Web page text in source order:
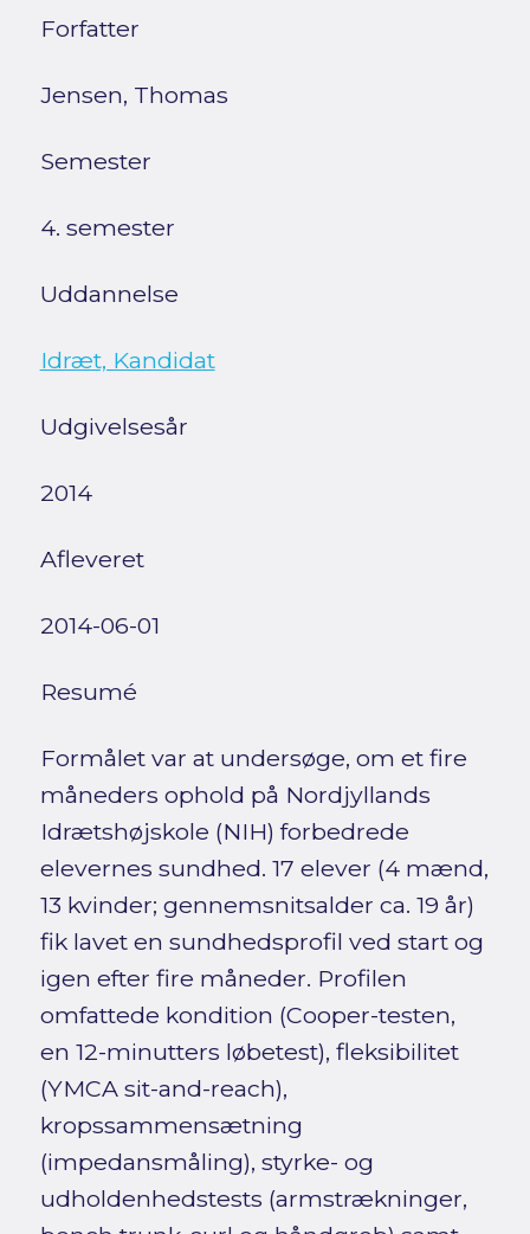
Forfatter
Jensen, Thomas
Semester
4. semester
Uddannelse
Idræt, Kandidat
Udgivelsesår
2014
Afleveret
2014-06-01
Resumé
Formålet var at undersøge, om et fire
måneders ophold på Nordjyllands
Idrætshøjskole (NIH) forbedrede
elevernes sundhed. 17 elever (4 mænd,
13 kvinder; gennemsnitsalder ca. 19 år)
fik lavet en sundhedsprofil ved start og
igen efter fire måneder. Profilen
omfattede kondition (Cooper-testen,
en 12-minutters løbetest), fleksibilitet
(YMCA sit-and-reach),
kropssammensætning
(impedansmåling), styrke- og
udholdenhedstests (armstrækninger,